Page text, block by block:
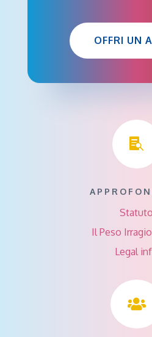
OFFRI UN

Statuto
Il Peso
Legal
